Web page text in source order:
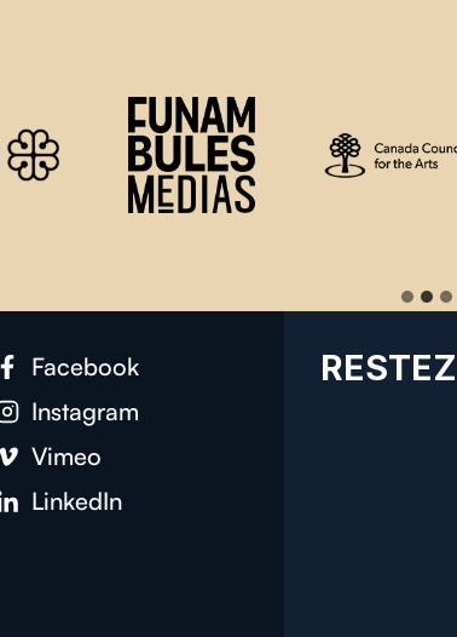
Facebook
Instagram
Vimeo
LinkedIn